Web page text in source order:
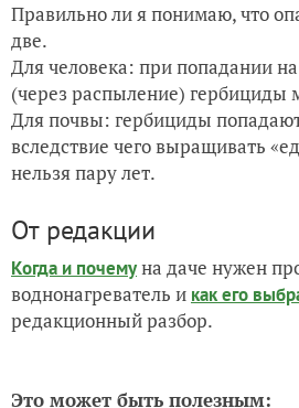
Правильно ли я понимаю, что
две.
Для человека: при попадании
(через распыление) гербициды
Для почвы: гербициды
вследствие чего выращивать
нельзя пару лет.
От редакции
Когда и почемуна даче нужен
воднонагреватель и как его
редакционный разбор.
Это может быть полезным: